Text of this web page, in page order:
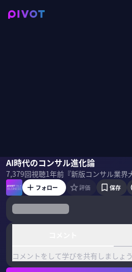
AI時代のコンサル進化論
7,379回視聴1年前
渡辺秀和佐々木紀彦野嶋紗己子
フォロー 評価 保存
コメントをして学びを共有しましょう